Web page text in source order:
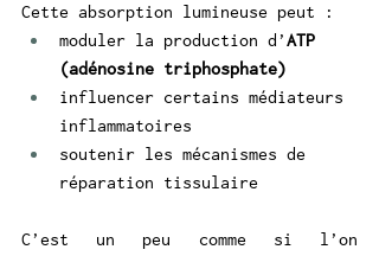
Cette absorption lumineuse peut :
moduler la production d’ATP
(adénosine triphosphate)
influencer certains médiateurs
inflammatoires
soutenir les mécanismes de
réparation tissulaire
C’est un peu comme si l’on